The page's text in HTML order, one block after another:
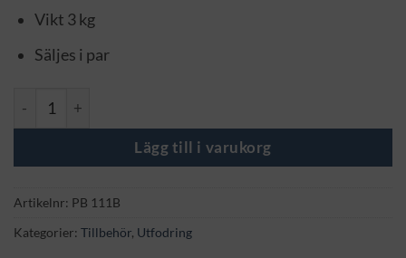
Vikt 3 kg
Säljes i par
Extraplåt för fodertråg mängd
Lägg till i varukorg
Artikelnr: PB 111B
Kategorier: Tillbehör, Utfodring